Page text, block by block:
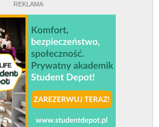
REKLAMA